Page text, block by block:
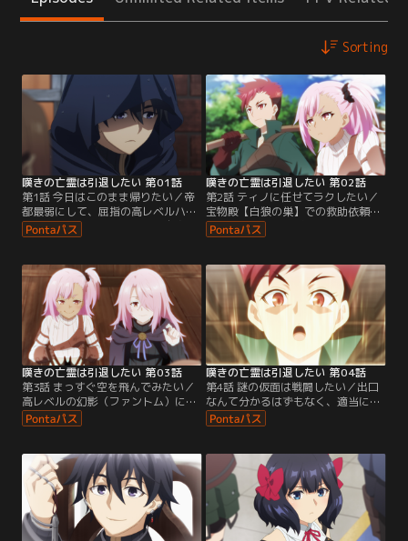
Sorting
嘆きの亡霊は引退したい 第01話
第1話 今日はこのまま帰りたい／帝
都最弱にして、屈指の高レベルハン
ター、クライ・アンドリヒ。自身が
マスターを務めるクラン≪始まりの
新規メンバー採用面接の会場に顔を
出すクライだが、無責任な発言によ
って場は大騒動に……。後日、探索
者協会から呼び出しを食らうクライ
は騒動の責任を取るため…。
嘆きの亡霊は引退したい 第02話
第2話 ティノに任せてラクしたい／
宝物殿【白狼の巣】での救助依頼。
ティノ、ルーダ、ギルベルト、グレ
ッグ様による、即席パーティが結成
イに勝負を挑むも、差し向けられた
ティノに負け、さらに宝具を高度に
扱うクライの姿に畏れ慄き、その実
力を認めるに至る。無事に依頼をな
すりつけ安心するクライ。しかし、
どうやら…。
嘆きの亡霊は引退したい 第03話
第3話 まっすぐ空を飛んでみたい／
高レベルの幻影（ファントム）に苦
戦するティノ達。一同は強敵を相手
に、チームワークを駆使してなんと
迎えたボスファントム戦。死力を尽
くし辛くも勝利を収めたものの、新
たに4体のボスが出現した！絶望的
な状況に撤退を決めるティノ。だが
決死の作戦も失敗に終わってしま
う。
嘆きの亡霊は引退したい 第04話
第4話 謎の仮面は戦闘したい／出口
なんて分かるはずもなく、適当に宝
物殿の中を進むクライ。そんな中、
すっかり忘れていた依頼にあった遭
う。話によると遭難者達は「怨念の
化身」という凶悪な敵にやられたら
しい。出会えば全滅必至。一刻も早
く宝物殿を出ようとするクライ達だ
が、運悪く怨念の化身に遭遇してし
まう！